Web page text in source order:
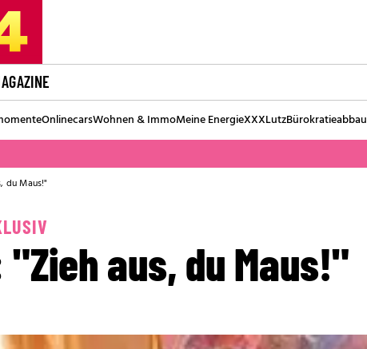
OnlinecarsWohnen & ImmoMeine EnergieXXXLutzBürokratieabbau
du Maus!"
aus, du Maus!"